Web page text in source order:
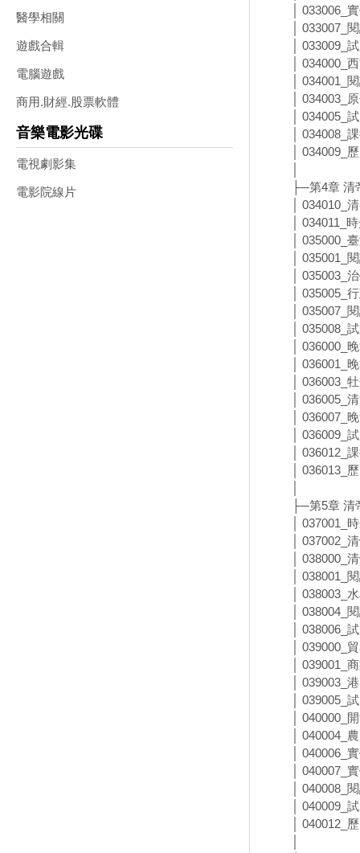
醫學相關
遊戲合輯
電腦遊戲
商用.財經.股票軟體
音樂電影光碟
電視劇影集
電影院線片
│ 033006_
│ 033007_
│ 033009_
│ 034000_
│ 034001_
│ 034003_
│ 034005_
│ 034008_
│ 034009_
├─第4章 清
│ 034010_
│ 034011_
│ 035000_
│ 035001_
│ 035003_
│ 035005_
│ 035007_
│ 035008_
│ 036000_
│ 036001_
│ 036003_
│ 036005_
│ 036007_
│ 036009_
│ 036012_
│ 036013_
├─第5章 清
│ 037001_
│ 037002_
│ 038000_
│ 038001_
│ 038003_
│ 038004_
│ 038006_
│ 039000_
│ 039001_
│ 039003_
│ 039005_
│ 040000_
│ 040004_
│ 040006_
│ 040007_
│ 040008_
│ 040009_
│ 040012_